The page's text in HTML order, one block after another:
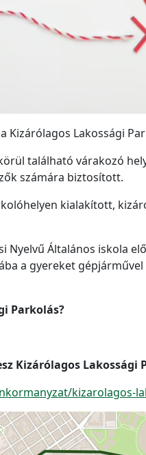
Kizárólagos Lakossági
található várakozó
számára biztosított.
kialakított,
Nyelvű Általános iskola
a gyereket
Parkolás?
Kizárólagos Lakossági
kizarolagos-